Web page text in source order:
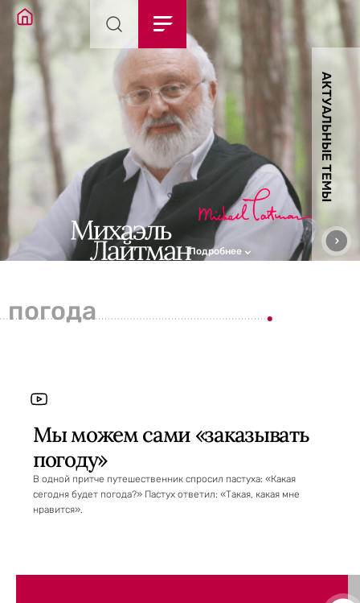
АКТУАЛЬНЫЕ ТЕМЫ
Подробнее
погода
Мы можем сами «заказывать
погоду»
В одной притче путешественник спросил пастуха: «Какая
сегодня будет погода?» Пастух ответил: «Такая, какая мне
нравится».